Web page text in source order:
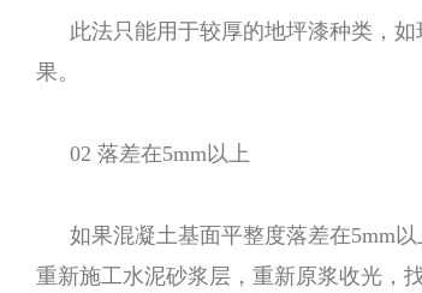
此法只能用于较厚的地坪漆种类，
果。
02 落差在5mm以上
如果混凝土基面平整度落差在5mm
重新施工水泥砂浆层，重新原浆收光，找